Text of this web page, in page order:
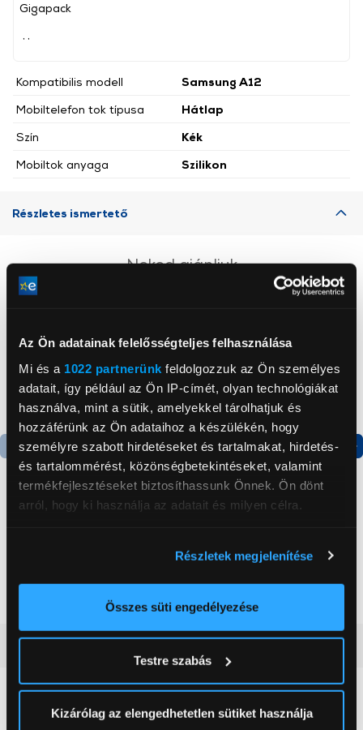
Az Ön adatainak felelősségteljes felhasználása
Mi és a 1022 partnerünk feldolgozzuk az Ön személyes
adatait, így például az Ön IP-címét, olyan technológiákat
használva, mint a sütik, amelyekkel tárolhatjuk és
hozzáférünk az Ön adataihoz a készülékén, hogy
személyre szabott hirdetéseket és tartalmakat, hirdetés-
és tartalommérést, közönségbetekintéseket, valamint
termékfejlesztéseket biztosíthassunk Önnek. Ön dönt
arról, hogy ki használja az adatait és milyen célra.
elhelyezkedéséről pár méteres pontossággal
Az Ön készülékén beazonosítása annak konkrét
módjairól és adja meg preferenciáit aRészletek
pontban. Bármikor módosíthatja vagy visszavonhatja a
Sütinyilatkozathoz való hozzájárulását.
Részletek megjelenítése
Összes süti engedélyezése
Testre szabás
Kizárólag az elengedhetetlen sütiket használja
Gigapack
Kompatibilis modell
Samsung A12
Mobiltelefon tok típusa
Hátlap
Szín
Kék
Mobiltok anyaga
Szilikon
Részletes ismertető
Neked ajánljuk
Termék adatlap Termék adatlap
kombinált hűtőszekrény
0